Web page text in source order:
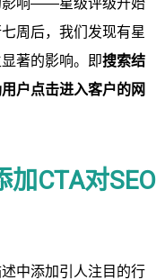
影响——星级评级开始
周后，我们发现有星
著的影响。即搜索结
户点击进入客户的网
CTA对SEO
中添加引人注目的行